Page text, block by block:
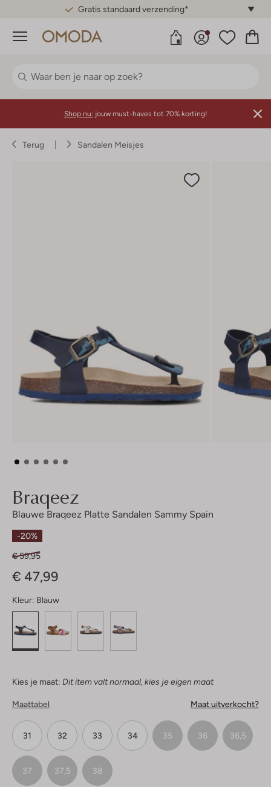
Gratis standaard verzending*
Menu
Shop nu: jouw must-haves tot 70% korting!
Terug Sandalen Meisjes
Braqeez
Blauwe Braqeez Platte Sandalen Sammy Spain
-20%
€ 59,95
€ 47,99
Kleur: Blauw
Kies je maat: Dit item valt normaal, kies je eigen maat
Maattabel Maat uitverkocht?
31 32 33 34 35 36 36,5
37 37,5 38